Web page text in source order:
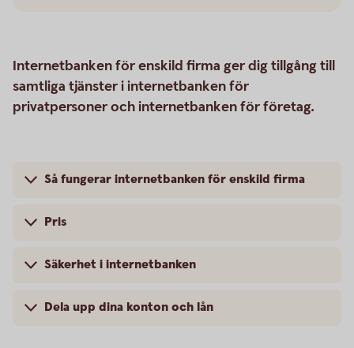
Internetbanken för enskild firma ger dig tillgång till
samtliga tjänster i internetbanken för
privatpersoner och internetbanken för företag.
Så fungerar internetbanken för enskild firma
Pris
Säkerhet i internetbanken
Dela upp dina konton och lån